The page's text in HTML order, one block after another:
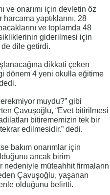
ve onarımı için devletin öz
yaptıklarını, 28
ve toplamda 48
giderilmesi için
dile getirdi.
dikkati çeken
dönem 4 yeni okulla eğitime
muydu?” gibi
Çavuşoğlu, “Evet bitirilmesi
bitirememizin tek bir
edilmesidir.” dedi.
bakım onarımlar için
ancak birim
nedeniyle müteahhit firmaların
Çavuşoğlu, yaşanan
olduğunu belirtti.